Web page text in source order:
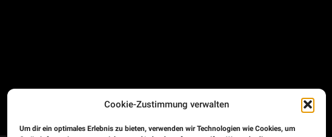
Cookie-Zustimmung verwalten
Um dir ein optimales Erlebnis zu bieten, verwenden wir Technologien wie Cookies, um